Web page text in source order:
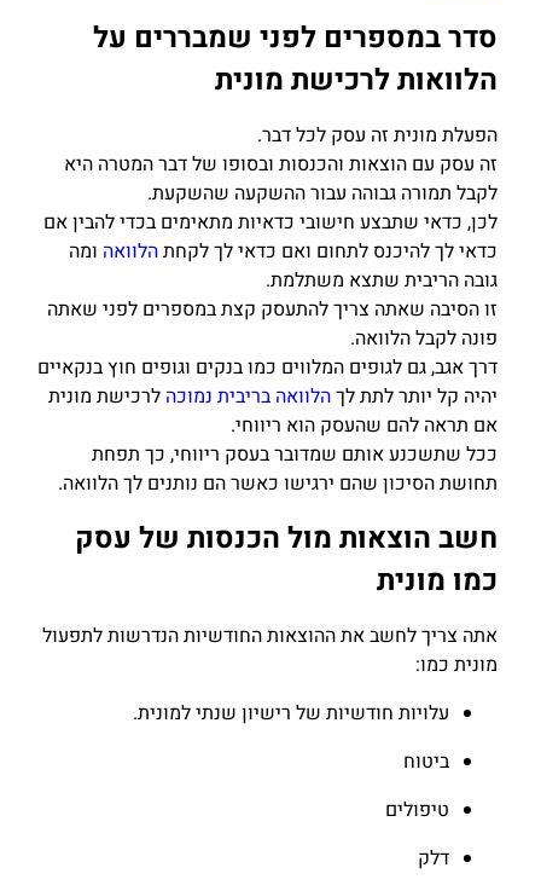
סדר במספרים לפני שמבררים על
הלוואות לרכישת מונית
הפעלת מונית זה עסק לכל דבר.
זה עסק עם הוצאות והכנסות ובסופו של דבר המטרה היא
לקבל תמורה גבוהה עבור ההשקעה שהשקעת.
לכן, כדאי שתבצע חישובי כדאיות מתאימים בכדי להבין אם
כדאי לך להיכנס לתחום ואם כדאי לך לקחתהלוואה ומה
גובה הריבית שתצא משתלמת.
זו הסיבה שאתה צריך להתעסק קצת במספרים לפני שאתה
פונה לקבל הלוואה.
דרך אגב, גם לגופים המלווים כמו בנקים וגופים חוץ בנקאיים
יהיה קל יותר לתת לךהלוואה בריבית נמוכה לרכישת מונית
אם תראה להם שהעסק הוא ריווחי.
ככל שתשכנע אותם שמדובר בעסק ריווחי, כך תפחת
תחושת הסיכון שהם ירגישו כאשר הם נותנים לך הלוואה.
חשב הוצאות מול הכנסות של עסק
כמו מונית
אתה צריך לחשב את ההוצאות החודשיות הנדרשות לתפעול
מונית כמו:
עלויות חודשיות של רישיון שנתי למונית.
ביטוח
טיפולים
דלק